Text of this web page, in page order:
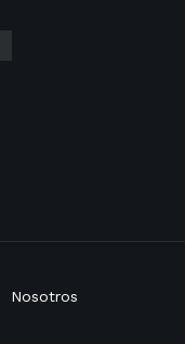
Nosotros